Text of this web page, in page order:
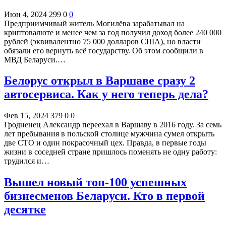
Июн 4, 2024 299 0 0
Предприимчивый житель Могилёва зарабатывал на
криптовалюте и менее чем за год получил доход более 240 000
рублей (эквивалентно 75 000 долларов США), но власти
обязали его вернуть всё государству. Об этом сообщили в
МВД Беларуси.…
Белорус открыл в Варшаве сразу 2
автосервиса. Как у него теперь дела?
Фев 15, 2024 379 0 0
Гродненец Александр переехал в Варшаву в 2016 году. За семь
лет пребывания в польской столице мужчина сумел открыть
две СТО и один покрасочный цех. Правда, в первые годы
жизни в соседней стране пришлось поменять не одну работу:
трудился и…
Вышел новый топ-100 успешных
бизнесменов Беларуси. Кто в первой
десятке